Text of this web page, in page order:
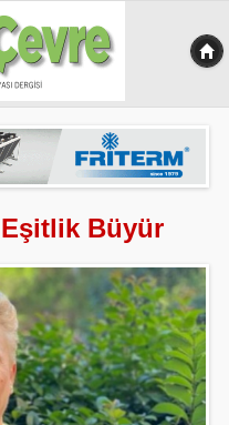
Eşitlik Büyür